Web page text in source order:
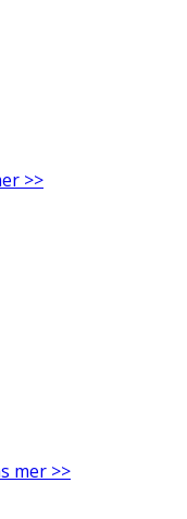
>>
mer >>